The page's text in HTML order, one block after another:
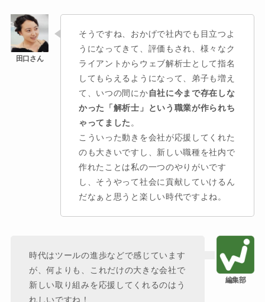
そうですね、おかげで社内でも目立つよ
うになってきて、評価もされ、様々なク
ライアントからウェブ解析士として指名
してもらえるようになって、弟子も増え
て、いつの間にか自社に今まで存在しな
かった「解析士」という職業が作られち
ゃってました 。
こういった動きを会社が応援してくれた
のも大きいですし、新しい職種を社内で
作れたことは私の一つのやりがいです
し、そうやって社会に貢献していけるん
だなぁと思うと楽しい時代ですよね。
時代はツールの進歩などで感じています
が、何よりも、これだけの大きな会社で
新しい取り組みを応援してくれるのはう
れしいですね！